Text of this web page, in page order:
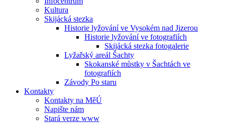
Kultura
Skijácká stezka
Historie lyžování ve Vysokém nad Jizerou
Historie lyžování ve fotografiích
Skijácká stezka fotogalerie
Lyžařský areál Šachty
Skokanské můstky v Šachtách ve
fotografiích
Závody Po staru
Kontakty
Kontakty na MěÚ
Napište nám
Stará verze www